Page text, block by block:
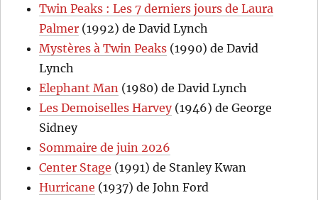
Twin Peaks : Les 7 derniers jours de Laura
Palmer (1992) de David Lynch
Mystères à Twin Peaks (1990) de David
Lynch
Elephant Man (1980) de David Lynch
Les Demoiselles Harvey(1946) de George
Sidney
Sommaire de juin 2026
Center Stage (1991) de Stanley Kwan
Hurricane (1937) de John Ford